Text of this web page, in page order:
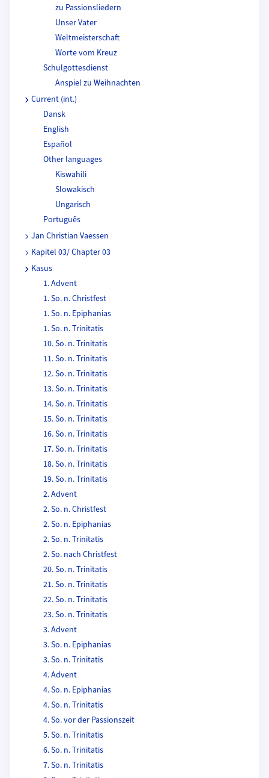
zu Passionsliedern
Unser Vater
Weltmeisterschaft
Worte vom Kreuz
Schulgottesdienst
Anspiel zu Weihnachten
Current (int.)
Dansk
English
Español
Other languages
Kiswahili
Slowakisch
Ungarisch
Português
Jan Christian Vaessen
Kapitel 03/ Chapter 03
Kasus
1. Advent
1. So. n. Christfest
1. So. n. Epiphanias
1. So. n. Trinitatis
10. So. n. Trinitatis
11. So. n. Trinitatis
12. So. n. Trinitatis
13. So. n. Trinitatis
14. So. n. Trinitatis
15. So. n. Trinitatis
16. So. n. Trinitatis
17. So. n. Trinitatis
18. So. n. Trinitatis
19. So. n. Trinitatis
2. Advent
2. So. n. Christfest
2. So. n. Epiphanias
2. So. n. Trinitatis
2. So. nach Christfest
20. So. n. Trinitatis
21. So. n. Trinitatis
22. So. n. Trinitatis
23. So. n. Trinitatis
3. Advent
3. So. n. Epiphanias
3. So. n. Trinitatis
4. Advent
4. So. n. Epiphanias
4. So. n. Trinitatis
4. So. vor der Passionszeit
5. So. n. Trinitatis
6. So. n. Trinitatis
7. So. n. Trinitatis